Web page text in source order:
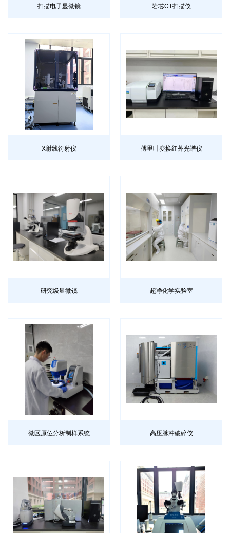
扫描电子显微镜 岩芯CT扫描仪
X射线衍射仪 傅里叶变换红外光谱仪
研究级显微镜 超净化学实验室
微区原位分析制样系统 高压脉冲破碎仪